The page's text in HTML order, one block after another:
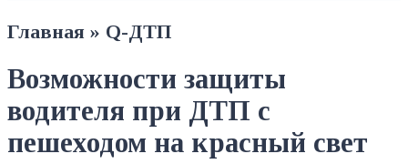
Главная » Q-ДТП
Возможности защиты
водителя при ДТП с
пешеходом на красный свет